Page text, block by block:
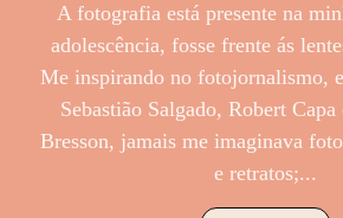
A fotografia está presente na
adolescência, fosse frente ás
Me inspirando no fotojornalismo,
Sebastião Salgado, Robert
Bresson, jamais me imaginava
e retratos;...